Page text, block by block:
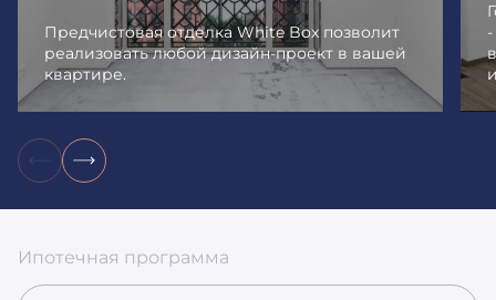
Предчистовая отделка White Box позволит
реализовать любой дизайн-проект в вашей
квартире.
Ипотечная программа